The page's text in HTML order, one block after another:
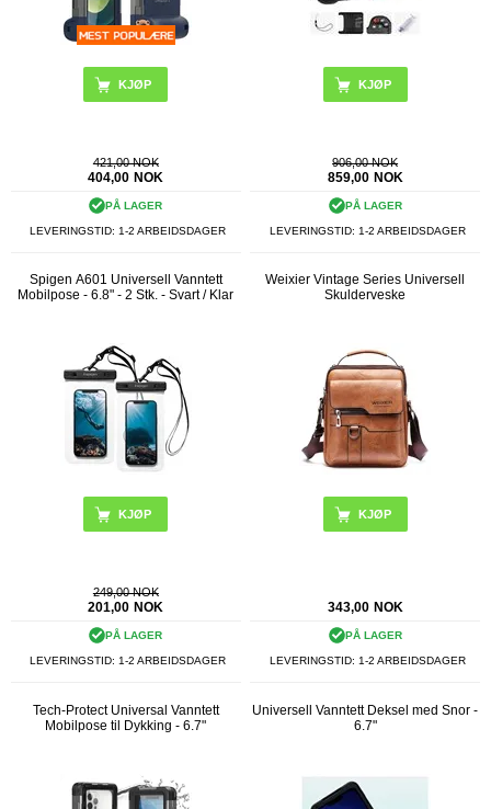
421,00 NOK
404,00 NOK
PÅ LAGER
LEVERINGSTID: 1-2 ARBEIDSDAGER
906,00 NOK
859,00 NOK
PÅ LAGER
LEVERINGSTID: 1-2 ARBEIDSDAGER
Spigen A601 Universell Vanntett
Mobilpose - 6.8" - 2 Stk. - Svart / Klar
249,00 NOK
201,00 NOK
PÅ LAGER
LEVERINGSTID: 1-2 ARBEIDSDAGER
Weixier Vintage Series Universell
Skulderveske
KJØP
343,00 NOK
PÅ LAGER
LEVERINGSTID: 1-2 ARBEIDSDAGER
Tech-Protect Universal Vanntett
Mobilpose til Dykking - 6.7"
Universell Vanntett Deksel med Snor -
6.7"